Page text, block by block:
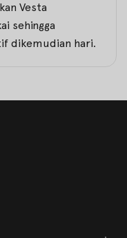
Vesta
sehingga
dikemudian hari.